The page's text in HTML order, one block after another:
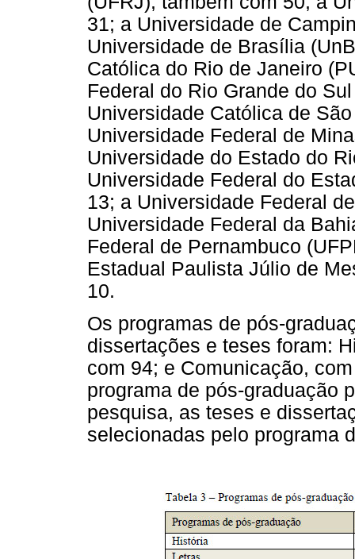
31; a Universidade de
Universidade de Brasília
Católica do Rio de Janeiro
Federal do Rio Grande do
Universidade Católica de
Universidade Federal de
Universidade do Estado do
Universidade Federal do
13; a Universidade Federal
Universidade Federal da
Federal de Pernambuco
Estadual Paulista Júlio de
10.
Os programas de pós-
dissertações e teses foram:
com 94; e Comunicação,
programa de pós-graduação
pesquisa, as teses e
selecionadas pelo programa